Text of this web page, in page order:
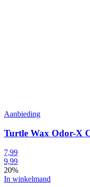
Aanbieding
Turtle Wax Odor-X
7,99
9,99
20%
In winkelmand